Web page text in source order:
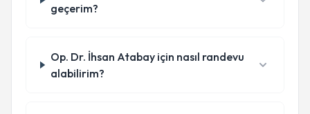
geçerim?
Op. Dr. İhsan Atabay için nasıl randevu
alabilirim?